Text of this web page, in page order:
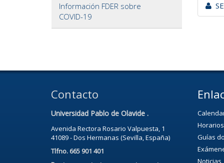
Información FDER sobre
COVID-19
Contacto
Universidad Pablo de Olavide .
Avenida Rectora Rosario Valpuesta, 1
41089 - Dos Hermanas (Sevilla, España)
Tlfno. 665 901 401
Horarios
Guías
Noticias